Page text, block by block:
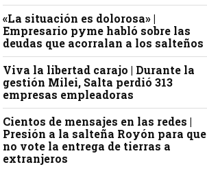
«La situación es dolorosa» |
Empresario pyme habló sobre las
deudas que acorralan a los salteños
Viva la libertad carajo | Durante la
gestión Milei, Salta perdió 313
empresas empleadoras
Cientos de mensajes en las redes |
Presión a la salteña Royón para que
no vote la entrega de tierras a
extranjeros